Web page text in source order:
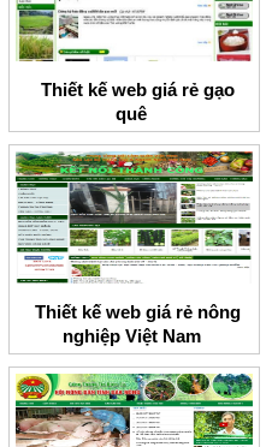
Thiết kế web giá rẻ gạo
quê
Thiết kế web giá rẻ nông
nghiệp Việt Nam